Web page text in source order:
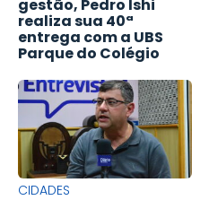
gestão, Pedro Ishi
realiza sua 40ª
entrega com a UBS
Parque do Colégio
CIDADES